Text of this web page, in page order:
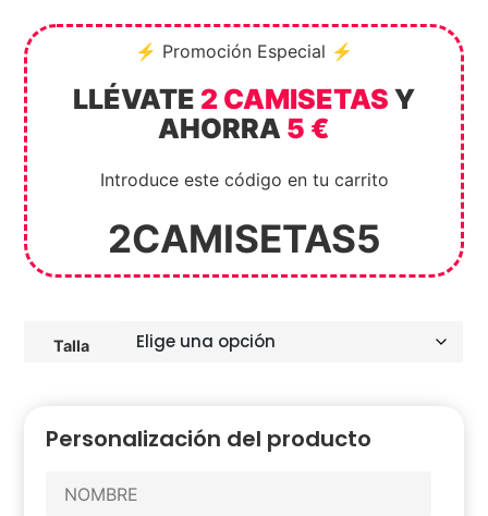
⚡ Promoción Especial ⚡
LLÉVATE 2 CAMISETAS Y
AHORRA 5 €
Introduce este código en tu carrito
2CAMISETAS5
Talla
Personalización del producto